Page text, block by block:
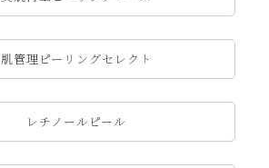
肌管理ピーリングセレクト
レチノールピール